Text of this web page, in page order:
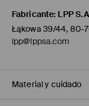
Fabricante: LPP
Łąkowa 39/44, 80-
lpp@lppsa.com
Material y cuidado